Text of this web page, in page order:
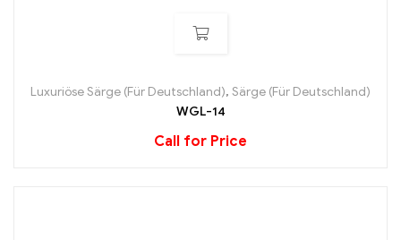
Luxuriöse Särge (Für Deutschland), Särge (Für Deutschland)
WGL-14
Call for Price